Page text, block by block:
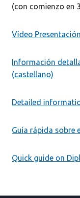
(con comienzo en
Vídeo
Información
(castellano)
Detailed
Guía rápida sobre
Quick guide on